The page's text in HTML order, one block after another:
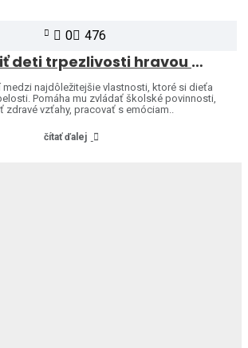
0 476
Ako naučiť deti trpezlivosti hravou formou
najdôležitejšie vlastnosti, ktoré si dieťa
Pomáha mu zvládať školské povinnosti,
zdravé vzťahy, pracovať s emóciam..
čítať ďalej